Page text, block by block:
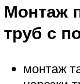
Монтаж
труб с
монтаж